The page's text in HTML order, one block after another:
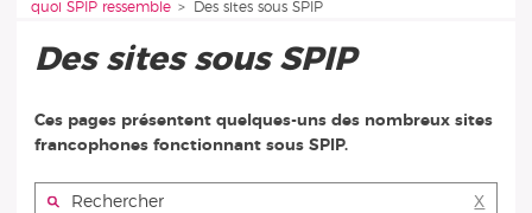
quoi SPIP ressemble
Des sites sous SPIP
Des sites sous SPIP
Ces pages présentent quelques-uns des nombreux sites
francophones fonctionnant sous SPIP.
Rechercher : X